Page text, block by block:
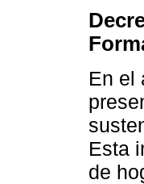
En el
Esta
de